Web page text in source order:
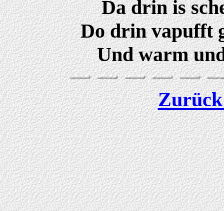
Da drin is
Do drin vapufft
Und warm